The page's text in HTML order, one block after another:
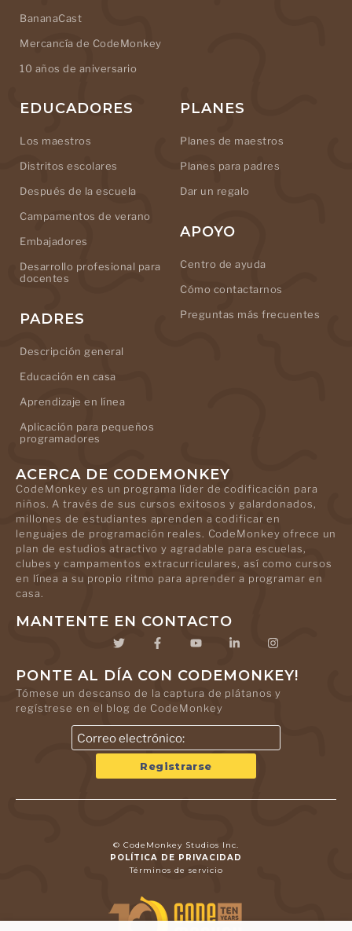
BananaCast
Mercancía de CodeMonkey
10 años de aniversario
EDUCADORES
Los maestros
Distritos escolares
Después de la escuela
Campamentos de verano
Embajadores
Desarrollo profesional para
docentes
PADRES
Descripción general
Educación en casa
Aprendizaje en línea
Aplicación para pequeños
programadores
PLANES
Planes de maestros
Planes para padres
Dar un regalo
APOYO
Centro de ayuda
Cómo contactarnos
Preguntas más frecuentes
ACERCA DE CODEMONKEY
CodeMonkey es un programa líder de codificación para
niños. A través de sus cursos exitosos y galardonados,
millones de estudiantes aprenden a codificar en
lenguajes de programación reales. CodeMonkey ofrece un
plan de estudios atractivo y agradable para escuelas,
clubes y campamentos extracurriculares, así como cursos
en línea a su propio ritmo para aprender a programar en
casa.
MANTENTE EN CONTACTO
PONTE AL DÍA CON CODEMONKEY!
Tómese un descanso de la captura de plátanos y
regístrese en el blog de CodeMonkey
© CodeMonkey Studios Inc.
POLÍTICA DE PRIVACIDAD
Términos de servicio